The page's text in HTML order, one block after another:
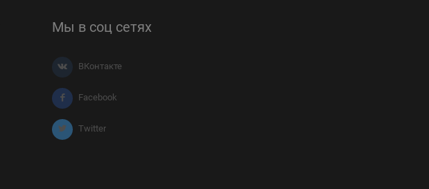
Мы в соц сетях
ВКонтакте
Facebook
Twitter